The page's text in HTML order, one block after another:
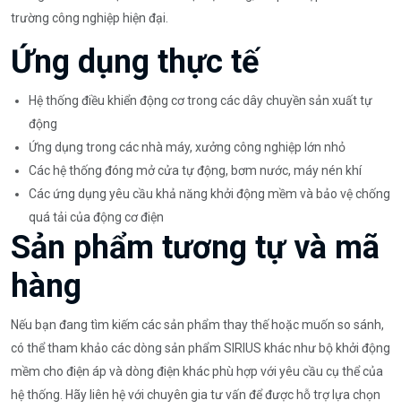
trường công nghiệp hiện đại.
Ứng dụng thực tế
Hệ thống điều khiển động cơ trong các dây chuyền sản xuất tự
động
Ứng dụng trong các nhà máy, xưởng công nghiệp lớn nhỏ
Các hệ thống đóng mở cửa tự động, bơm nước, máy nén khí
Các ứng dụng yêu cầu khả năng khởi động mềm và bảo vệ chống
quá tải của động cơ điện
Sản phẩm tương tự và mã
hàng
Nếu bạn đang tìm kiếm các sản phẩm thay thế hoặc muốn so sánh,
có thể tham khảo các dòng sản phẩm SIRIUS khác như bộ khởi động
mềm cho điện áp và dòng điện khác phù hợp với yêu cầu cụ thể của
hệ thống. Hãy liên hệ với chuyên gia tư vấn để được hỗ trợ lựa chọn